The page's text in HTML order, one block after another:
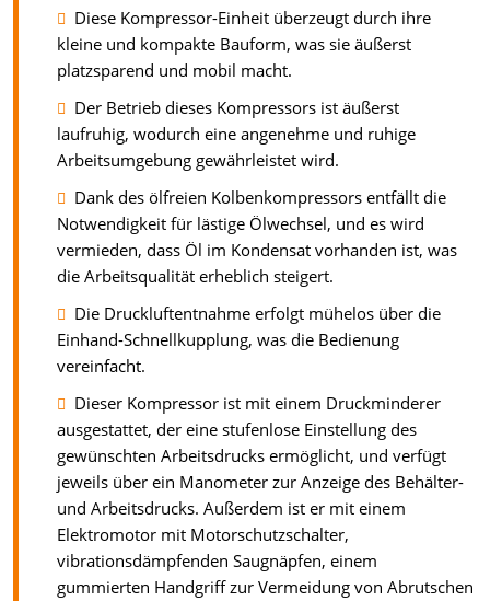
Diese Kompressor-Einheit überzeugt durch ihre
kleine und kompakte Bauform, was sie äußerst
platzsparend und mobil macht.
Der Betrieb dieses Kompressors ist äußerst
laufruhig, wodurch eine angenehme und ruhige
Arbeitsumgebung gewährleistet wird.
Dank des ölfreien Kolbenkompressors entfällt die
Notwendigkeit für lästige Ölwechsel, und es wird
vermieden, dass Öl im Kondensat vorhanden ist, was
die Arbeitsqualität erheblich steigert.
Die Druckluftentnahme erfolgt mühelos über die
Einhand-Schnellkupplung, was die Bedienung
vereinfacht.
Dieser Kompressor ist mit einem Druckminderer
ausgestattet, der eine stufenlose Einstellung des
gewünschten Arbeitsdrucks ermöglicht, und verfügt
jeweils über ein Manometer zur Anzeige des Behälter-
und Arbeitsdrucks. Außerdem ist er mit einem
Elektromotor mit Motorschutzschalter,
vibrationsdämpfenden Saugnäpfen, einem
gummierten Handgriff zur Vermeidung von Abrutschen